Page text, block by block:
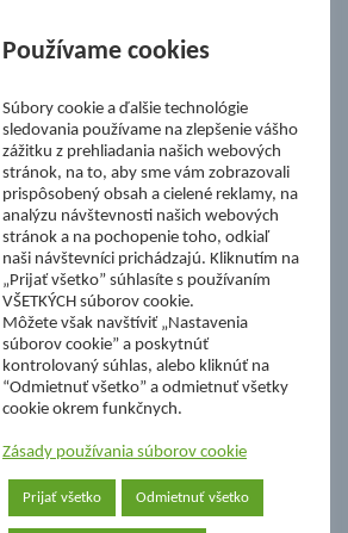
Nadácia Železiarne
ŽP Informatika s.r.o.
ŠK Železiarne Podbrezová
Tále a.s.
a.s.
Používame cookies
Súbory cookie a ďalšie technológie
sledovania používame na zlepšenie vášho
zážitku z prehliadania našich webových
stránok, na to, aby sme vám zobrazovali
prispôsobený obsah a cielené reklamy, na
analýzu návštevnosti našich webových
stránok a na pochopenie toho, odkiaľ
naši návštevníci prichádzajú. Kliknutím na
„Prijať všetko” súhlasíte s používaním
VŠETKÝCH súborov cookie.
Môžete však navštíviť „Nastavenia
súborov cookie” a poskytnúť
kontrolovaný súhlas, alebo kliknúť na
“Odmietnuť všetko” a odmietnuť všetky
cookie okrem funkčnych.
Zásady používania súborov cookie
Prijať všetko Odmietnuť všetko